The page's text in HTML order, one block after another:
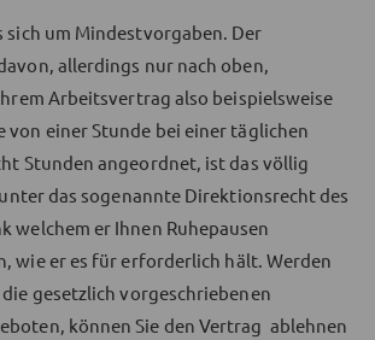
sich um Mindestvorgaben. Der
allerdings nur nach oben,
Arbeitsvertrag also beispielsweise
von einer Stunde bei einer täglichen
Stunden angeordnet, ist das völlig
das sogenannte Direktionsrecht des
welchem er Ihnen Ruhepausen
wie er es für erforderlich hält. Werden
gesetzlich vorgeschriebenen
können Sie den Vertrag ablehnen